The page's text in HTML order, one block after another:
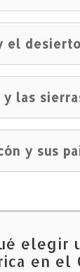
el
y las
y sus
elegir
en el